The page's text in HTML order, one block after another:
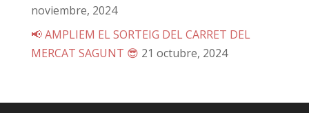
noviembre, 2024
📢 AMPLIEM EL SORTEIG DEL CARRET DEL
MERCAT SAGUNT 😎 21 octubre, 2024